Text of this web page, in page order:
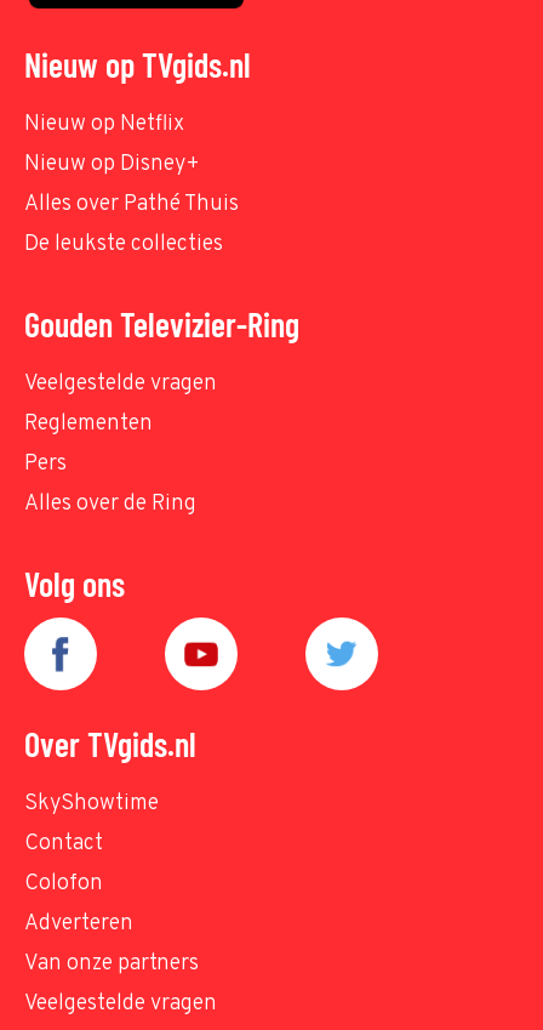
Nieuw op TVgids.nl
Nieuw op Netflix
Nieuw op Disney+
Alles over Pathé Thuis
De leukste collecties
Gouden Televizier-Ring
Veelgestelde vragen
Reglementen
Pers
Alles over de Ring
Volg ons
Over TVgids.nl
SkyShowtime
Contact
Colofon
Adverteren
Van onze partners
Veelgestelde vragen